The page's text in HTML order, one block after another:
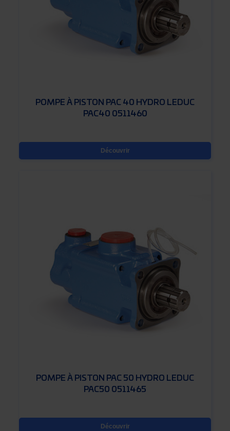
POMPE À PISTON PAC 40 HYDRO LEDUC
PAC40 0511460
Découvrir
POMPE À PISTON PAC 50 HYDRO LEDUC
PAC50 0511465
Découvrir